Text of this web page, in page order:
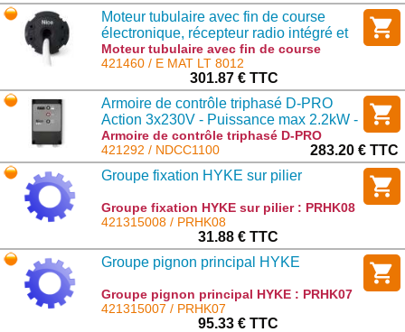
Moteur tubulaire avec fin de course
électronique, récepteur radio intégré et
technologie Nice TTBus 80 Nm, 12
tr/min
Moteur tubulaire avec fin de course
électronique, récepteur radio intégré et
technologie Nice TTBus 80 Nm, 12 tr/min
: E MAT LT 8012
421460 / E MAT LT 8012
301.87 € TTC
Armoire de contrôle triphasé D-PRO
Action 3x230V - Puissance max 2.2kW -
IP65
Armoire de contrôle triphasé D-PRO
Action 3x230V - Puissance max 2.2kW -
IP65 : NDCC1100
421292 / NDCC1100
283.20 € TTC
Groupe fixation HYKE sur pilier
Groupe fixation HYKE sur pilier : PRHK08
421315008 / PRHK08
31.88 € TTC
Groupe pignon principal HYKE
Groupe pignon principal HYKE : PRHK07
421315007 / PRHK07
95.33 € TTC